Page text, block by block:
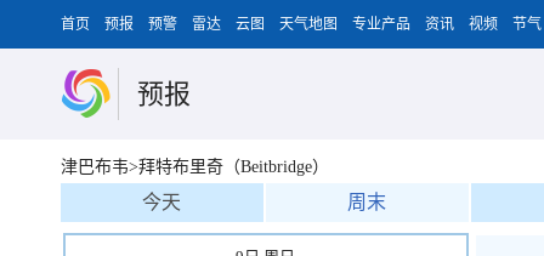
首页 预报 预警 雷达 云图 天气地图 专业产品 资讯 视频 节气
预报
津巴布韦>拜特布里奇（Beitbridge）
今天 周末